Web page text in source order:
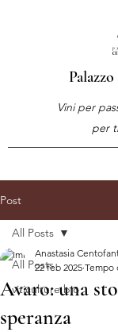
Vini per
per
Post
All Posts
viticulture bio
All Posts
Avaro: una
speranza
Anastasia
22 feb 2025 Tempo